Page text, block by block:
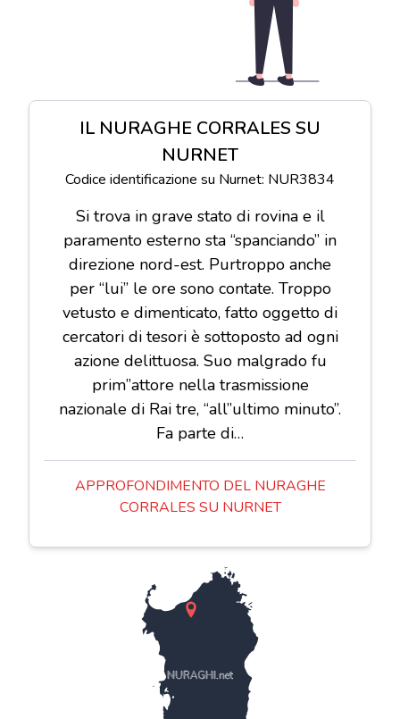
IL NURAGHE CORRALES SU
NURNET
Codice identificazione su Nurnet: NUR3834
Si trova in grave stato di rovina e il
paramento esterno sta “spanciando” in
direzione nord-est. Purtroppo anche
per “lui” le ore sono contate. Troppo
vetusto e dimenticato, fatto oggetto di
cercatori di tesori è sottoposto ad ogni
azione delittuosa. Suo malgrado fu
prim”attore nella trasmissione
nazionale di Rai tre, “all”ultimo minuto”.
Fa parte di…
APPROFONDIMENTO DEL NURAGHE
CORRALES SU NURNET
NURAGHI.net